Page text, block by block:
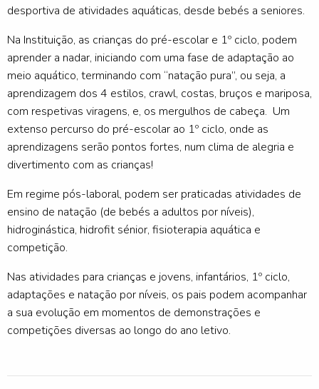
desportiva de atividades aquáticas, desde bebés a seniores.
Na Instituição, as crianças do pré-escolar e 1º ciclo, podem
aprender a nadar, iniciando com uma fase de adaptação ao
meio aquático, terminando com “natação pura”, ou seja, a
aprendizagem dos 4 estilos, crawl, costas, bruços e mariposa,
com respetivas viragens, e, os mergulhos de cabeça. Um
extenso percurso do pré-escolar ao 1º ciclo, onde as
aprendizagens serão pontos fortes, num clima de alegria e
divertimento com as crianças!
Em regime pós-laboral, podem ser praticadas atividades de
ensino de natação (de bebés a adultos por níveis),
hidroginástica, hidrofit sénior, fisioterapia aquática e
competição.
Nas atividades para crianças e jovens, infantários, 1º ciclo,
adaptações e natação por níveis, os pais podem acompanhar
a sua evolução em momentos de demonstrações e
competições diversas ao longo do ano letivo.